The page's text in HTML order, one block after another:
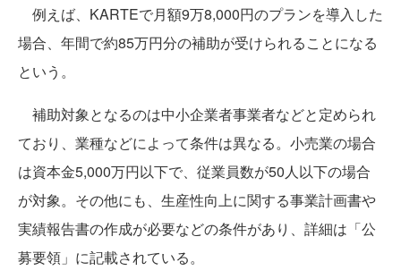
例えば、KARTEで月額9万8,000円のプランを導入した
場合、年間で約85万円分の補助が受けられることになる
という。
補助対象となるのは中小企業者事業者などと定められ
ており、業種などによって条件は異なる。小売業の場合
は資本金5,000万円以下で、従業員数が50人以下の場合
が対象。その他にも、生産性向上に関する事業計画書や
実績報告書の作成が必要などの条件があり、詳細は「公
募要領」に記載されている。